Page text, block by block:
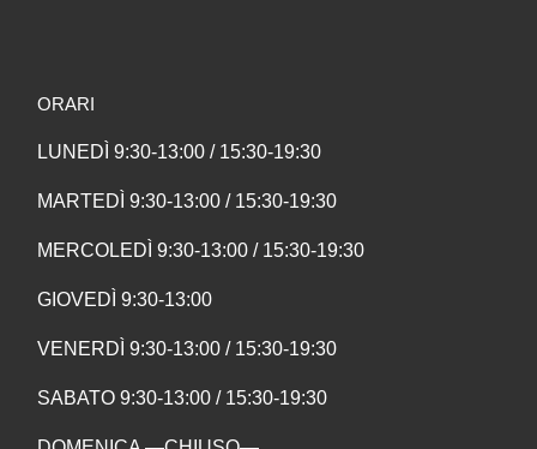
ORARI
LUNEDÌ 9:30-13:00 / 15:30-19:30
MARTEDÌ 9:30-13:00 / 15:30-19:30
MERCOLEDÌ 9:30-13:00 / 15:30-19:30
GIOVEDÌ 9:30-13:00
VENERDÌ 9:30-13:00 / 15:30-19:30
SABATO 9:30-13:00 / 15:30-19:30